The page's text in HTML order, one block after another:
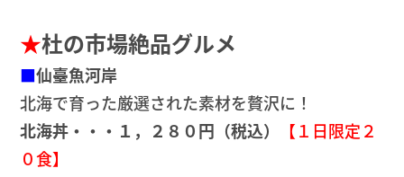
★杜の市場絶品グルメ
■仙臺魚河岸
北海で育った厳選された素材を贅沢に！
北海丼・・・１，２８０円（税込）
【１日限定２
０食】